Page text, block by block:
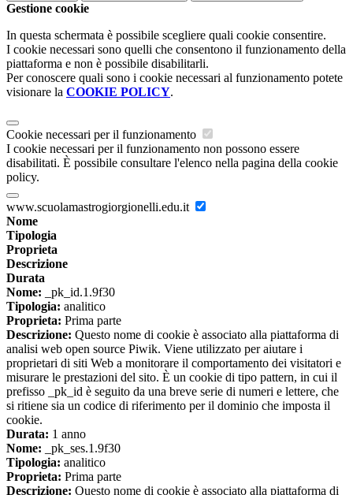
Gestione cookie
In questa schermata è possibile scegliere quali cookie consentire.
I cookie necessari sono quelli che consentono il funzionamento della
piattaforma e non è possibile disabilitarli.
Per conoscere quali sono i cookie necessari al funzionamento potete
visionare la COOKIE POLICY.
Cookie necessari per il funzionamento
I cookie necessari per il funzionamento non possono essere
disabilitati. È possibile consultare l'elenco nella pagina della cookie
policy.
www.scuolamastrogiorgionelli.edu.it
Nome
Tipologia
Proprieta
Descrizione
Durata
Nome: _pk_id.1.9f30
Tipologia: analitico
Proprieta: Prima parte
Descrizione: Questo nome di cookie è associato alla piattaforma di
analisi web open source Piwik. Viene utilizzato per aiutare i
proprietari di siti Web a monitorare il comportamento dei visitatori e
misurare le prestazioni del sito. È un cookie di tipo pattern, in cui il
prefisso _pk_id è seguito da una breve serie di numeri e lettere, che
si ritiene sia un codice di riferimento per il dominio che imposta il
cookie.
Durata: 1 anno
Nome: _pk_ses.1.9f30
Tipologia: analitico
Proprieta: Prima parte
Descrizione: Questo nome di cookie è associato alla piattaforma di